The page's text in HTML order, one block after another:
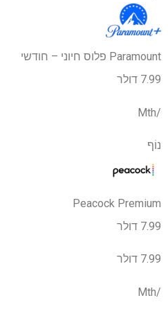
Paramount פלוס חיוני – חודשי
7.99 דולר
/Mth
נוֹף
Peacock Premium
7.99 דולר
7.99 דולר
/Mth